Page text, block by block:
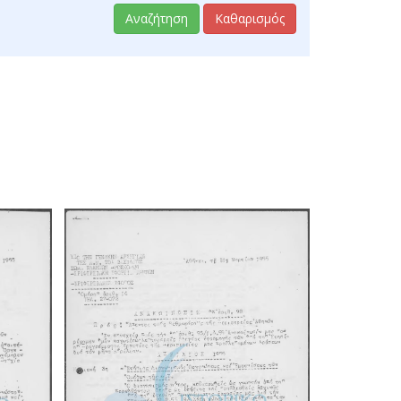
Αναζήτηση Καθαρισμός